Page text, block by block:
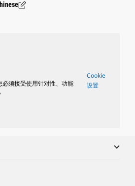
必须接受使用针对性、功能
Cookie
设置